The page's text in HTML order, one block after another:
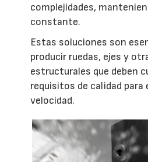
complejidades,
constante.
Estas soluciones son
producir ruedas, ejes y
estructurales que deben
requisitos de calidad para
velocidad.